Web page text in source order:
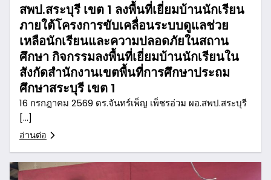
สพป.สระบุรี เขต 1 ลงพื้นที่เยี่ยมบ้านนักเรียน
ภายใต้โครงการขับเคลื่อนระบบดูแลช่วย
เหลือนักเรียนและความปลอดภัยในสถาน
ศึกษา กิจกรรมลงพื้นที่เยี่ยมบ้านนักเรียนใน
สังกัดสำนักงานเขตพื้นที่การศึกษาประถม
ศึกษาสระบุรี เขต 1
16 กรกฎาคม 2569 ดร.จันทร์เพ็ญ เพ็ชรอ่วม ผอ.สพป.สระบุรี
[…]
อ่านต่อ